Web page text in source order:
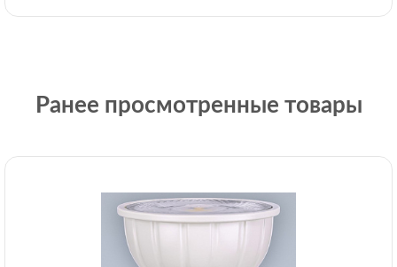
Ранее просмотренные товары